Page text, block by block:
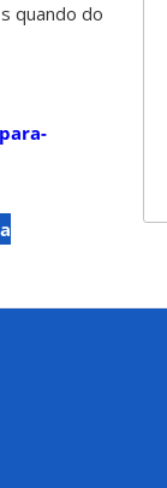
quando do